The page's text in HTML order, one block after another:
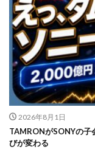
2026年8月1日
TAMRONがSONYの子
びが変わる